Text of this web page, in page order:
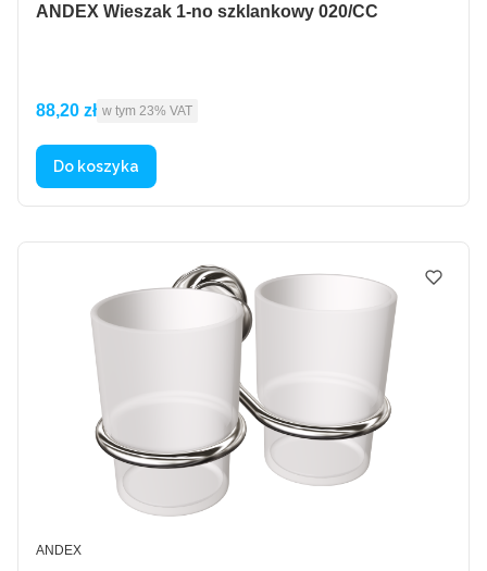
ANDEX Wieszak 1-no szklankowy 020/CC
Cena brutto
88,20 zł w tym %s VAT
w tym 23% VAT
Do koszyka
PRODUCENT
ANDEX